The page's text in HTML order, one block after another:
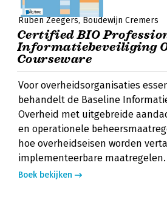
Ruben Zeegers Boudewijn Cremers
Certified BIO
Informatiebeveiliging
Courseware
Voor overheidsorganisaties
behandelt de Baseline
Overheid met uitgebreide
en operationele
hoe overheidseisen worden
implementeerbare maatregelen.
Boek bekijken